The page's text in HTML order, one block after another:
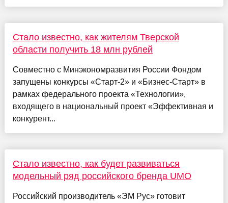
Стало известно, как жителям Тверской
области получить 18 млн рублей
Совместно с Минэкономразвития России Фондом
запущены конкурсы «Старт-2» и «Бизнес-Старт» в
рамках федерального проекта «Технологии»,
входящего в национальный проект «Эффективная и
конкурент...
Стало известно, как будет развиваться
модельный ряд российского бренда UMO
Российский производитель «ЭМ Рус» готовит